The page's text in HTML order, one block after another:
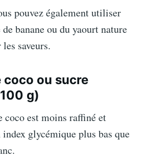
pouvez également utiliser
banane ou du yaourt nature
saveurs.
coco ou sucre
g)
coco est moins raffiné et
index glycémique plus bas que